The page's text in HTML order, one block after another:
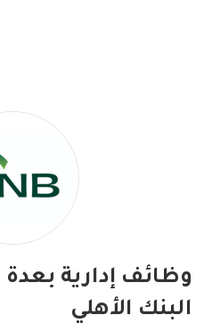
وظائف إدارية
البنك الأهلي